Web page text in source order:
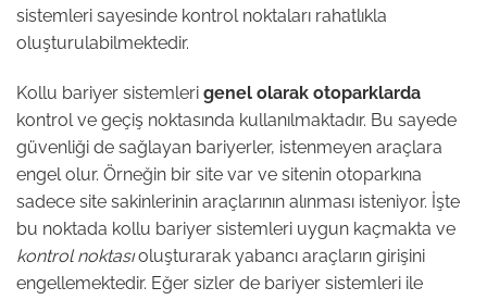
sistemleri sayesinde kontrol noktaları rahatlıkla
oluşturulabilmektedir.
Kollu bariyer sistemleri genel olarak otoparklarda
kontrol ve geçiş noktasında kullanılmaktadır. Bu sayede
güvenliği de sağlayan bariyerler, istenmeyen araçlara
engel olur. Örneğin bir site var ve sitenin otoparkına
sadece site sakinlerinin araçlarının alınması isteniyor. İşte
bu noktada kollu bariyer sistemleri uygun kaçmakta ve
kontrol noktasıoluşturarak yabancı araçların girişini
engellemektedir. Eğer sizler de bariyer sistemleri ile